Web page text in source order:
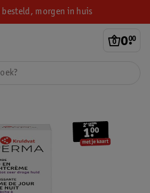
morgen in huis
0.
00